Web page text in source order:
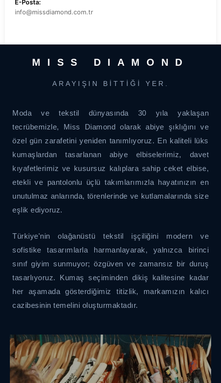
E-Posta:
info@missdiamond.com.tr
MISS DIAMOND
ARAYIŞIN BITTIĞI YER.
Moda ve tekstil dünyasında 30 yıla yaklaşan
tecrübemizle, Miss Diamond olarak abiye şıklığını ve
özel gün zarafetini yeniden tanımlıyoruz. En kaliteli lüks
kumaşlardan tasarlanan abiye elbiselerimiz, davet
kıyafetlerimiz ve kusursuz kalıplara sahip ceket elbise,
etekli ve pantolonlu üçlü takımlarımızla hayatınızın en
unutulmaz anlarında, törenlerinde ve kutlamalarında size
eşlik ediyoruz.
Türkiye'nin olağanüstü tekstil işçiliğini modern ve
sofistike tasarımlarla harmanlayarak, yalnızca birinci
sınıf giyim sunmuyor; özgüven ve zamansız bir duruş
tasarlıyoruz. Kumaş seçiminden dikiş kalitesine kadar
her aşamada gösterdiğimiz titizlik, markamızın kalıcı
cazibesinin temelini oluşturmaktadır.